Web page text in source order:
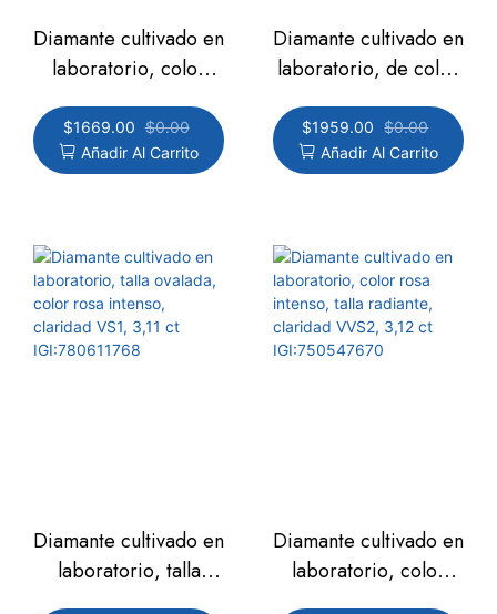
Diamante cultivado en
laboratorio, color
rosa intenso, talla
radiante, claridad
VS1, 3,08 ct.
$1669.00 $0.00
Añadir Al Carrito
Diamante cultivado en
laboratorio, de color
rosa intenso, forma
de corazón, claridad
VS1, 3,1 ct.
$1959.00 $0.00
Añadir Al Carrito
Diamante cultivado en
laboratorio, talla
Diamante cultivado en
laboratorio, color